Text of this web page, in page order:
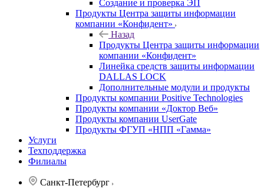
Создание и проверка ЭП
Продукты Центра защиты информации
компании «Конфидент»
Назад
Продукты Центра защиты информации
компании «Конфидент»
Линейка средств защиты информации
DALLAS LOCK
Дополнительные модули и продукты
Продукты компании Positive Technologies
Продукты компании «Доктор Веб»
Продукты компании UserGate
Продукты ФГУП «НПП «Гамма»
Услуги
Техподдержка
Филиалы
Санкт-Петербург